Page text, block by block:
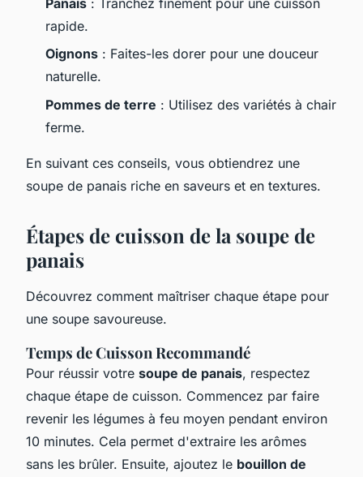
rapide.
Oignons : Faites-les dorer pour une douceur
naturelle.
Pommes de terre : Utilisez des variétés à chair
ferme.
En suivant ces conseils, vous obtiendrez une
soupe de panais riche en saveurs et en textures.
Étapes de cuisson de la soupe de
panais
Découvrez comment maîtriser chaque étape pour
une soupe savoureuse.
Temps de Cuisson Recommandé
Pour réussir votre soupe de panais, respectez
chaque étape de cuisson. Commencez par faire
revenir les légumes à feu moyen pendant environ
10 minutes. Cela permet d'extraire les arômes
sans les brûler. Ensuite, ajoutez le bouillon de